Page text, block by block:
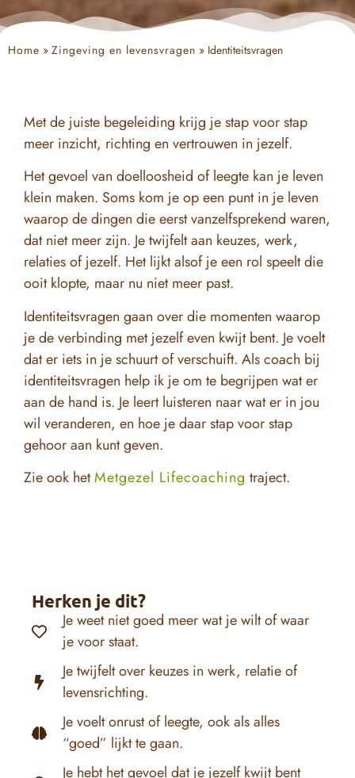
Home » Zingeving en levensvragen » Identiteitsvragen
Met de juiste begeleiding krijg je stap voor stap
meer inzicht, richting en vertrouwen in jezelf.
Het gevoel van doelloosheid of leegte kan je leven
klein maken. Soms kom je op een punt in je leven
waarop de dingen die eerst vanzelfsprekend waren,
dat niet meer zijn. Je twijfelt aan keuzes, werk,
relaties of jezelf. Het lijkt alsof je een rol speelt die
ooit klopte, maar nu niet meer past.
Identiteitsvragen gaan over die momenten waarop
je de verbinding met jezelf even kwijt bent. Je voelt
dat er iets in je schuurt of verschuift. Als coach bij
identiteitsvragen help ik je om te begrijpen wat er
aan de hand is. Je leert luisteren naar wat er in jou
wil veranderen, en hoe je daar stap voor stap
gehoor aan kunt geven.
Zie ook hetMetgezel Lifecoaching traject.
Herken je dit?
Je weet niet goed meer wat je wilt of waar
je voor staat.
Je twijfelt over keuzes in werk, relatie of
levensrichting.
Je voelt onrust of leegte, ook als alles
“goed” lijkt te gaan.
Je hebt het gevoel dat je jezelf kwijt bent